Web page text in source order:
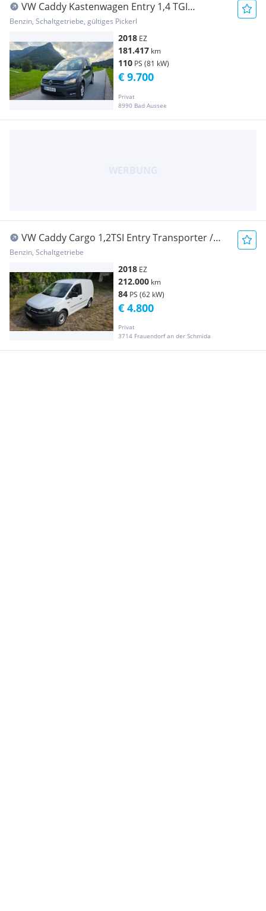
VW Caddy Kastenwagen Entry 1,4 TGI
Transporter / Kastenwagen
Benzin, Schaltgetriebe, gültiges Pickerl
2018 EZ
181.417 km
110 PS (81 kW)
Privat
8990 Bad Aussee
€ 9.700
VW Caddy Cargo 1,2TSI Entry Transporter /
Kastenwagen
Benzin, Schaltgetriebe
2018 EZ
212.000 km
84 PS (62 kW)
Privat
3714 Frauendorf an der Schmida
€ 4.800